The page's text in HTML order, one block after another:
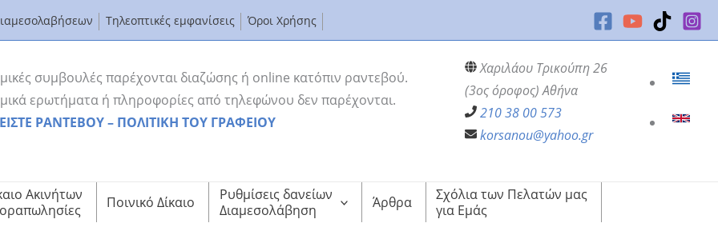
Τηλεοπτικές εμφανίσεις Όροι Χρήσης
συμβουλές παρέχονται διαζώσης ή online κατόπιν ραντεβού.
ερωτήματα ή πληροφορίες από τηλεφώνου δεν παρέχονται.
ΡΑΝΤΕΒΟΥ – ΠΟΛΙΤΙΚΗ ΤΟΥ ΓΡΑΦΕΙΟΥ
Χαριλάου Τρικούπη 26
(3ος όροφος) Αθήνα
210 38 00 573
korsanou@yahoo.gr
Ακινήτων
Ποινικό Δίκαιο
Ρυθμίσεις δανείων
Διαμεσολάβηση
Άρθρα
Σχόλια των Πελατών μας
για Εμάς